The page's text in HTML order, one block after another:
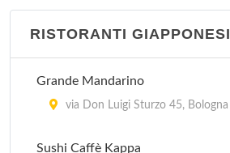
RISTORANTI GIAPPONESI
Grande Mandarino
via Don Luigi Sturzo 45, Bologna
Sushi Caffè Kappa